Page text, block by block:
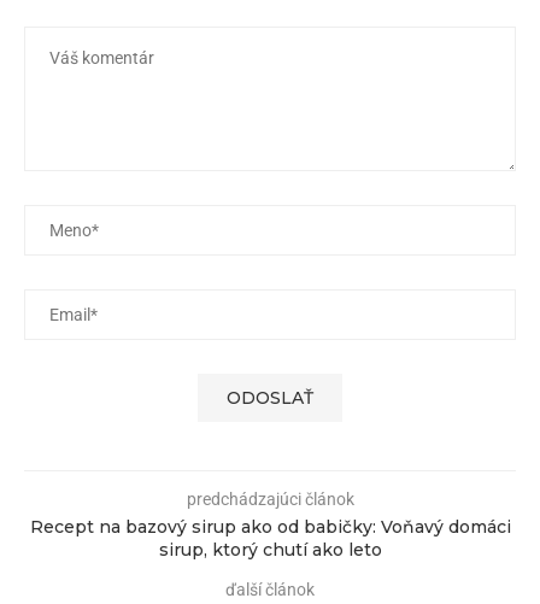
predchádzajúci článok
Recept na bazový sirup ako od babičky: Voňavý domáci
sirup, ktorý chutí ako leto
ďalší článok